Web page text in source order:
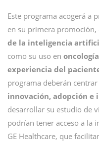
Este programa acogerá a
en su primera promoción,
de la inteligencia
como su uso en
experiencia del
programa deberán
innovación, adopción e
desarrollar su estudio de
podrían tener acceso a la
GE Healthcare, que